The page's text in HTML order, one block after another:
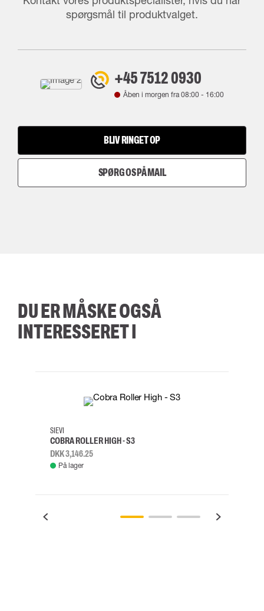
spørgsmål til produktvalget.
+45 7512 0930
Åben i morgen fra08:00 - 16:00
BLIV RINGET OP
SPØRG OS PÅ MAIL
DU ER MÅSKE OGSÅ
INTERESSERET I
38
SIEVI
COBRA ROLLER HIGH - S3
DKK 3,146.25
På lager